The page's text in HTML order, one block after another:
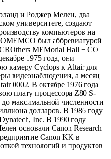
и Роджер Мелен, два
университете, создают
компьютеров на
был аббревиатурой
MEMorial Hall + CO
1975 года, они
камеру Cyclops к Altair для
видеонаблюдения, а месяц
0002. В октябре 1976 года
плату процессора Z80 S-
максимальной численности
долларов. В 1986 году
Inc. В 1990 году
основали Canon Research
Canon KK в
технологий и продуктов